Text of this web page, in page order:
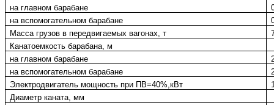
на главном барабане
на вспомогательном барабане
Масса грузов в передвигаемых вагонах, т
Канатоемкость барабана, м
на главном барабане
на вспомогательном барабане
Электродвигатель мощность при ПВ=40%,кВт
Диаметр каната, мм